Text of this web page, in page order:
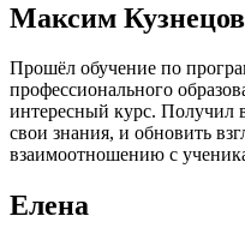
Максим Кузнецов
Прошёл обучение по
профессионального
интересный курс. Получил
свои знания, и обновить
взаимоотношению с
Елена